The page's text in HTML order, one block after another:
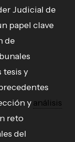
Judicial de
papel clave
de
tesis y
y análisis
reto
del